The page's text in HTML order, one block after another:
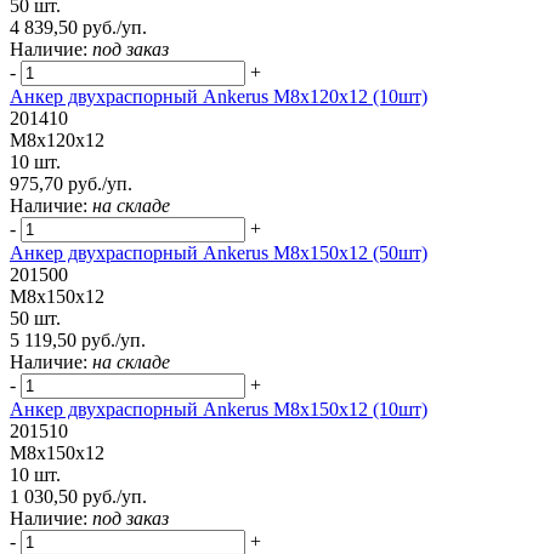
50 шт.
4 839,50 руб./уп.
Наличие: под заказ
-
+
Анкер двухраспорный Ankerus М8х120х12 (10шт)
201410
М8х120х12
10 шт.
975,70 руб./уп.
Наличие: на складе
-
+
Анкер двухраспорный Ankerus М8х150х12 (50шт)
201500
М8х150х12
50 шт.
5 119,50 руб./уп.
Наличие: на складе
-
+
Анкер двухраспорный Ankerus М8х150х12 (10шт)
201510
М8х150х12
10 шт.
1 030,50 руб./уп.
Наличие: под заказ
-
+